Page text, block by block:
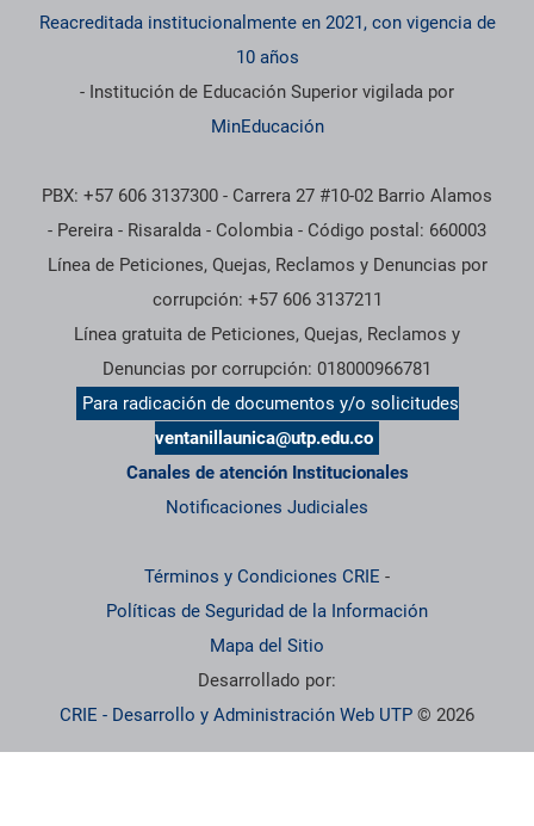
Reacreditada institucionalmente en 2021, con vigencia de
10 años
- Institución de Educación Superior vigilada por
MinEducación
PBX: +57 606 3137300 - Carrera 27 #10-02 Barrio Alamos
- Pereira - Risaralda - Colombia - Código postal: 660003
Línea de Peticiones, Quejas, Reclamos y Denuncias por
corrupción: +57 606 3137211
Línea gratuita de Peticiones, Quejas, Reclamos y
Denuncias por corrupción: 018000966781
Para radicación de documentos y/o solicitudes
ventanillaunica@utp.edu.co
Canales de atención Institucionales
Notificaciones Judiciales
Términos y Condiciones CRIE -
Políticas de Seguridad de la Información
Mapa del Sitio
Desarrollado por:
CRIE - Desarrollo y Administración Web UTP © 2026